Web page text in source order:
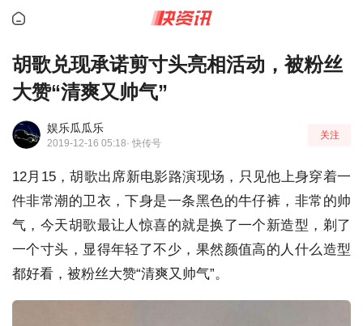
胡歌兑现承诺剪寸头亮相活动，被粉丝
大赞“清爽又帅气”
娱乐瓜瓜乐
2019-12-16 05:18· 快传号
关注
12月15，胡歌出席新电影路演现场，只见他上身穿着一
件非常潮的卫衣，下身是一条黑色的牛仔裤，非常的帅
气，今天胡歌最让人惊喜的就是换了一个新造型，剃了
一个寸头，显得年轻了不少，果然颜值高的人什么造型
都好看，被粉丝大赞“清爽又帅气”。